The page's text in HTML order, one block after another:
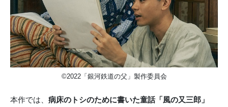
©2022「銀河鉄道の父」製作委員会
本作では、 病床のトシのために書いた童話「風の又三郎」